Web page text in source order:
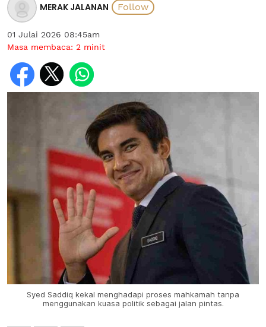
MERAK JALANAN
01 Julai 2026 08:45am
Masa membaca: 2 minit
Syed Saddiq kekal menghadapi proses mahkamah tanpa
menggunakan kuasa politik sebagai jalan pintas.